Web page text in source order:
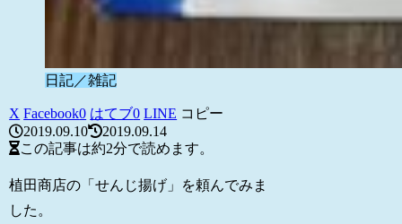
日記／雑記
X Facebook0 はてブ0 LINE コピー
2019.09.10
2019.09.14
この記事は約2分で読めます。
植田商店の「せんじ揚げ」を頼んでみま
した。